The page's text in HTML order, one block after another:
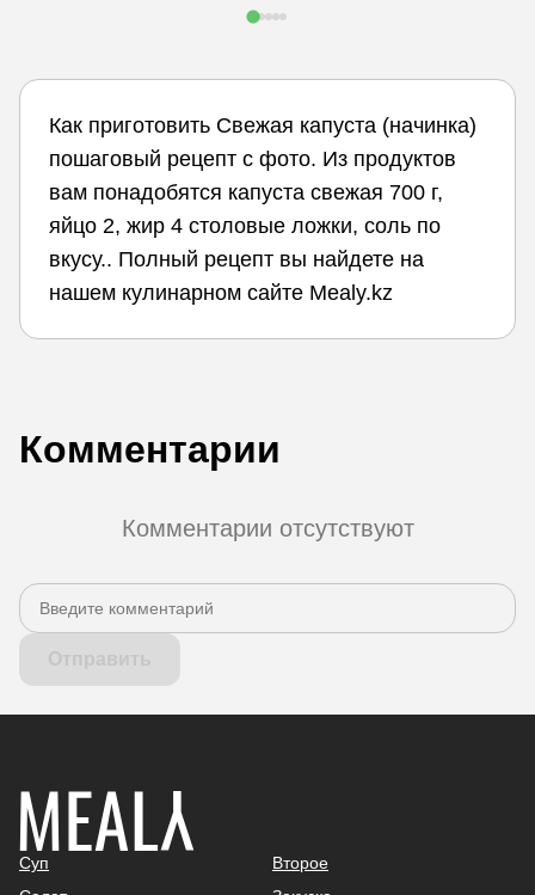
Как приготовить Свежая капуста (начинка)
пошаговый рецепт с фото. Из продуктов
вам понадобятся капуста свежая 700 г,
яйцо 2, жир 4 столовые ложки, соль по
вкусу.. Полный рецепт вы найдете на
нашем кулинарном сайте Mealy.kz
Комментарии
Комментарии отсутствуют
Суп
Второе